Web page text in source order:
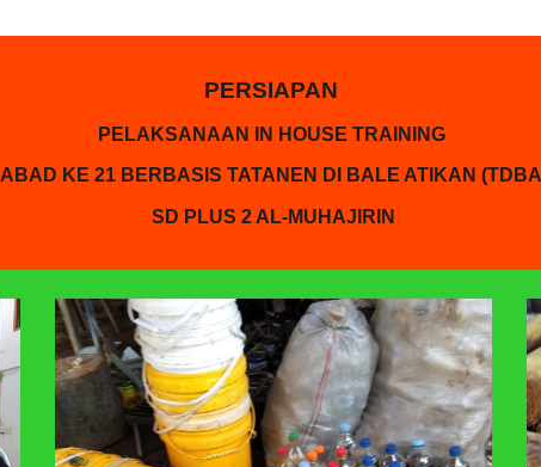
PERSIAPAN
PELAKSANAAN IN HOUSE TRAINING
ABAD KE 21 BERBASIS TATANEN DI BALE ATIKAN
SD PLUS 2 AL-MUHAJIRIN